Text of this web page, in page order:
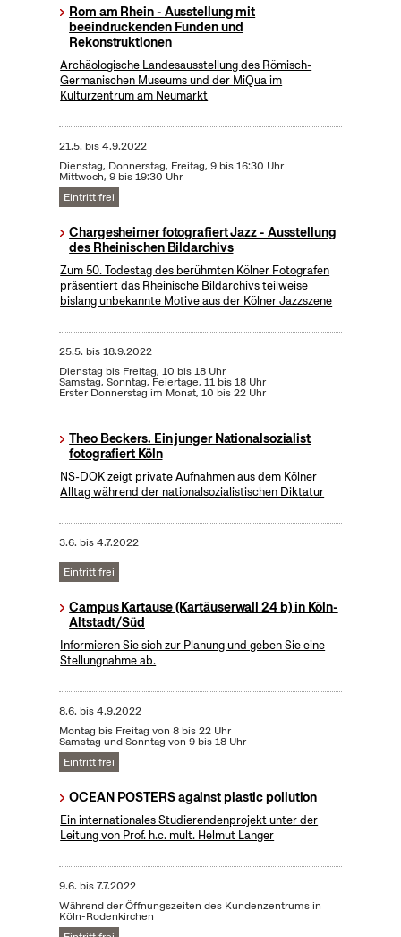
Rom am Rhein - Ausstellung mit
beeindruckenden Funden und
Rekonstruktionen
Archäologische Landesausstellung des Römisch-
Germanischen Museums und der MiQua im
Kulturzentrum am Neumarkt
21.5. bis4.9.2022
Dienstag, Donnerstag, Freitag, 9 bis 16:30 Uhr
Mittwoch, 9 bis 19:30 Uhr
Eintritt frei
Chargesheimer fotografiert Jazz - Ausstellung
des Rheinischen Bildarchivs
Zum 50. Todestag des berühmten Kölner Fotografen
präsentiert das Rheinische Bildarchivs teilweise
bislang unbekannte Motive aus der Kölner Jazzszene
25.5. bis18.9.2022
Dienstag bis Freitag, 10 bis 18 Uhr
Samstag, Sonntag, Feiertage, 11 bis 18 Uhr
Erster Donnerstag im Monat, 10 bis 22 Uhr
Theo Beckers. Ein junger Nationalsozialist
fotografiert Köln
NS-DOK zeigt private Aufnahmen aus dem Kölner
Alltag während der nationalsozialistischen Diktatur
3.6. bis4.7.2022
Eintritt frei
Campus Kartause (Kartäuserwall 24 b) in Köln-
Altstadt/Süd
Informieren Sie sich zur Planung und geben Sie eine
Stellungnahme ab.
8.6. bis4.9.2022
Montag bis Freitag von 8 bis 22 Uhr
Samstag und Sonntag von 9 bis 18 Uhr
Eintritt frei
OCEAN POSTERS against plastic pollution
Ein internationales Studierendenprojekt unter der
Leitung von Prof. h.c. mult. Helmut Langer
9.6. bis7.7.2022
Während der Öffnungszeiten des Kundenzentrums in
Köln-Rodenkirchen